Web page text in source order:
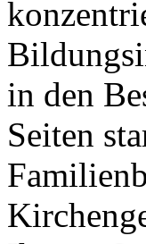
in den
Seiten